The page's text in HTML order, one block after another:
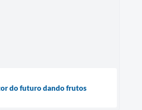
do futuro dando frutos